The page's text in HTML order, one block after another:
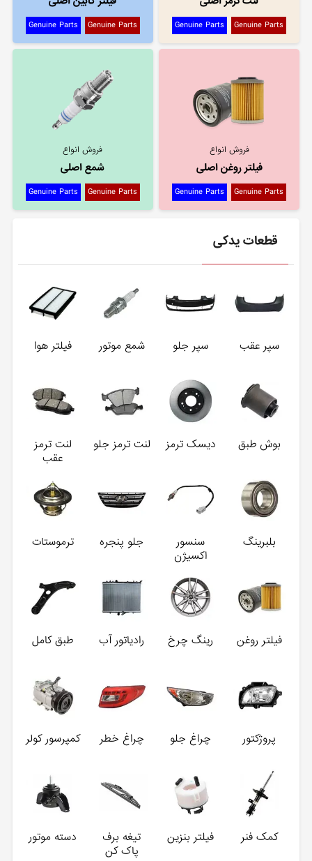
Genuine Parts
Genuine Parts
Genuine Parts
Genuine Parts
فروش انواع
فیلتر روغن اصلی
Genuine Parts
Genuine Parts
فروش انواع
شمع اصلی
Genuine Parts
Genuine Parts
قطعات یدکی
سپر عقب سپر جلو شمع موتور فیلتر هوا
بوش طبق دیسک ترمز لنت ترمز جلو
لنت ترمز
عقب
بلبرینگ
سنسور
اکسیژن
جلو پنجره ترموستات
فیلتر روغن رینگ چرخ رادیاتور آب طبق کامل
پروژکتور چراغ جلو چراغ خطر کمپرسور کولر
کمک فنر فیلتر بنزین
تیغه برف
پاک کن
دسته موتور